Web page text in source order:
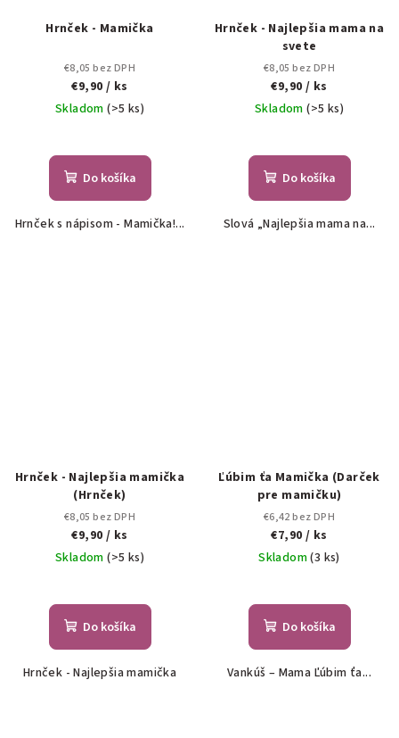
Hrnček - Mamička
€8,05 bez DPH
€9,90 / ks
Skladom(>5 ks)
Do košíka
Hrnček s nápisom - Mamička!...
Hrnček - Najlepšia mama na
svete
€8,05 bez DPH
€9,90 / ks
Skladom(>5 ks)
Do košíka
Slová „Najlepšia mama na...
Hrnček - Najlepšia mamička
(Hrnček)
€8,05 bez DPH
€9,90 / ks
Skladom(>5 ks)
Do košíka
Hrnček - Najlepšia mamička
Ľúbim ťa Mamička (Darček
pre mamičku)
€6,42 bez DPH
€7,90 / ks
Skladom(3 ks)
Do košíka
Vankúš – Mama Ľúbim ťa...